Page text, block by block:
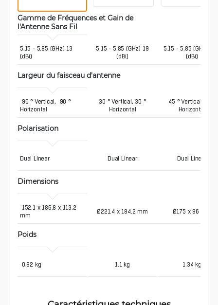
Gamme de Fréquences et Gain de
l'Antenne Sans Fil
5.15 - 5.85 (GHz) 13
(dBi)
5.15 - 5.85 (GHz) 19
(dBi)
5.15 - 5.85 (GHz)
(dBi)
Largeur du faisceau d'antenne
Horizontal
30 ° Vertical, 30 °
Horizontal
45 ° Vertical, 45 °
Horizontal
Polarisation
Dual Linear Dual Linear Dual Linear
Dimensions
mm
Ø221.4 x 184.2 mm Ø175 x 96 mm
Poids
0.92 kg 1.1 kg 1.34 kg